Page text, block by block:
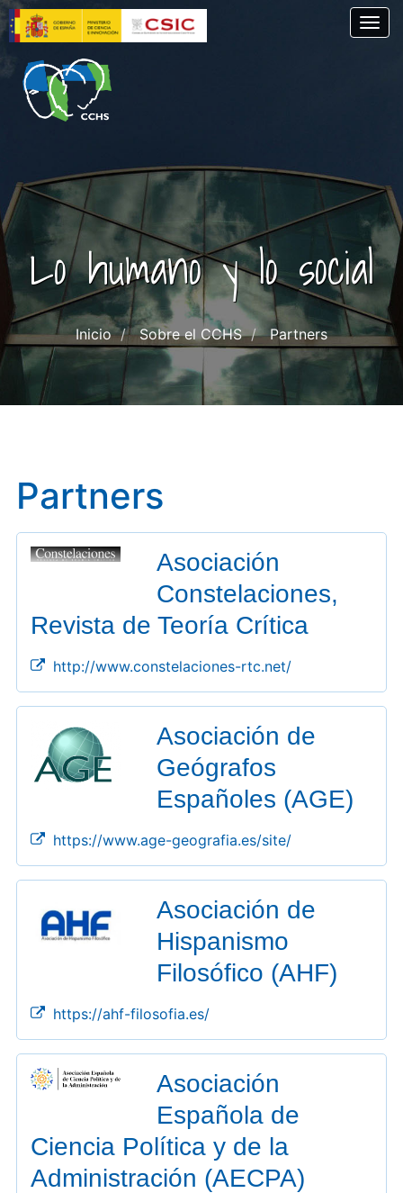
Skip
to
main
content
Lo humano y lo social
Inicio Sobre el CCHS Partners
Partners
Asociación
Constelaciones,
Revista de Teoría Crítica
http://www.constelaciones-rtc.net/
Asociación de
Geógrafos
Españoles (AGE)
https://www.age-geografia.es/site/
Asociación de
Hispanismo
Filosófico (AHF)
https://ahf-filosofia.es/
Asociación
Española de
Ciencia Política y de la
Administración (AECPA)